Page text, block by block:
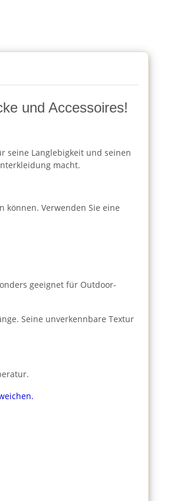
und Accessoires!
seine Langlebigkeit und seinen
macht.
können. Verwenden Sie eine
geeignet für Outdoor-
Seine unverkennbare Textur